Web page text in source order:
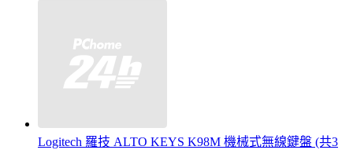
Logitech 羅技 ALTO KEYS K98M 機械式無線鍵盤 (共3